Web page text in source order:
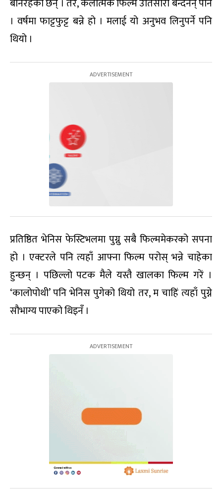
बनिरहेका छन् । तर, कलात्मक फिल्म उतिसारो बन्दैनन् पनि
। वर्षमा फाट्टफुट्ट बन्ने हो । मलाई यो अनुभव लिनुपर्ने पनि
थियो ।
प्रतिष्ठित भेनिस फेस्टिभलमा पुग्नु सबै फिल्ममेकरको सपना
हो । एक्टरले पनि त्यहाँ आफ्ना फिल्म परोस् भन्ने चाहेका
हुन्छन् । पछिल्लो पटक मैले यस्तै खालका फिल्म गरें ।
‘कालोपोथी’ पनि भेनिस पुगेको थियो तर, म चाहिं त्यहाँ पुग्ने
सौभाग्य पाएको थिइनँ ।